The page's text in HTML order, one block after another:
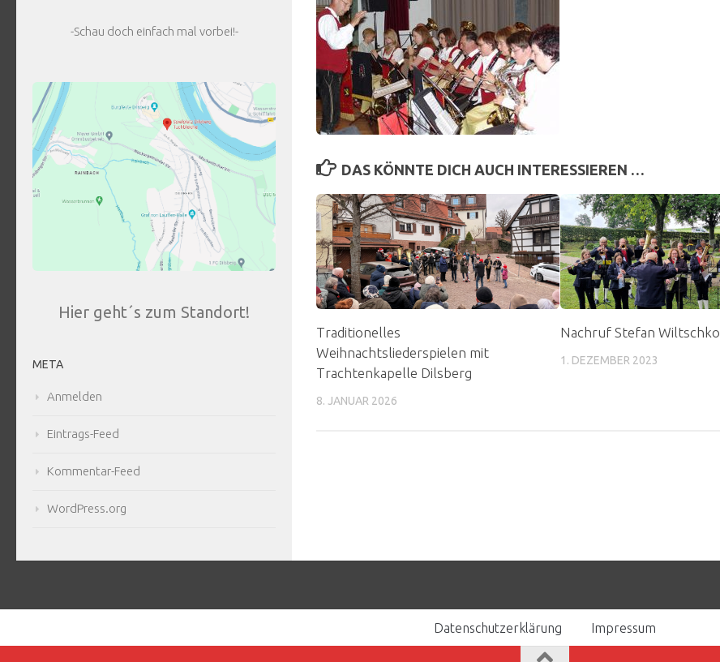
DAS KÖNNTE DICH AUCH INTERESSIEREN …
Traditionelles
Weihnachtsliederspielen mit
Trachtenkapelle Dilsberg
8. JANUAR 2026
Nachruf Stefan Wiltschko
1. DEZEMBER 2023
-Schau doch einfach mal vorbei!-
Hier geht´s zum Standort!
META
Anmelden
Eintrags-Feed
Kommentar-Feed
WordPress.org
Datenschutzerklärung Impressum